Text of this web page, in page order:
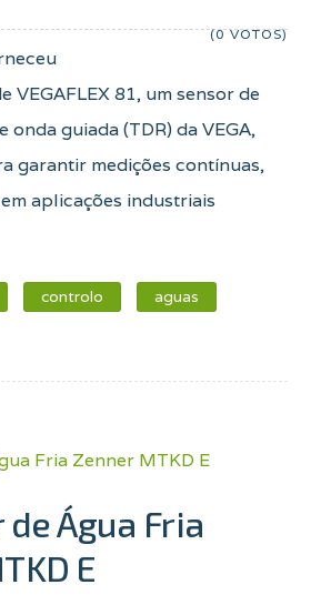
(0 VOTOS)
VEGAFLEX 81, um sensor de
onda guiada (TDR) da VEGA,
garantir medições contínuas,
aplicações industriais
controlo aguas
Água Fria
E